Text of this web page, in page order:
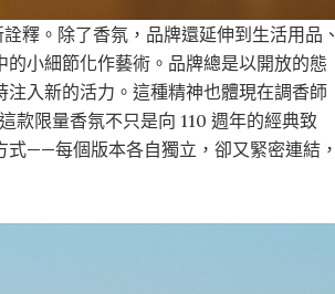
釋。除了香氛，品牌還延伸到生活用品、
小細節化作藝術。品牌總是以開放的態
入新的活力。這種精神也體現在調香師
款限量香氛不只是向 110 週年的經典致
——每個版本各自獨立，卻又緊密連結，